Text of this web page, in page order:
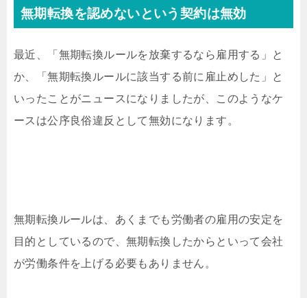
無期転換を認めないという契約は無効
最近、「無期転換ルールを放棄するなら雇用する」と
か、「無期転換ルールに該当する前に雇止めした」と
いったことがニュースになりましたが、このようなケ
ースは公序良俗違反として無効になります。
無期転換ルールは、あくまでも労働者の雇用の安定を
目的としているので、無期転換したからといって会社
が労働条件を上げる必要もありません。